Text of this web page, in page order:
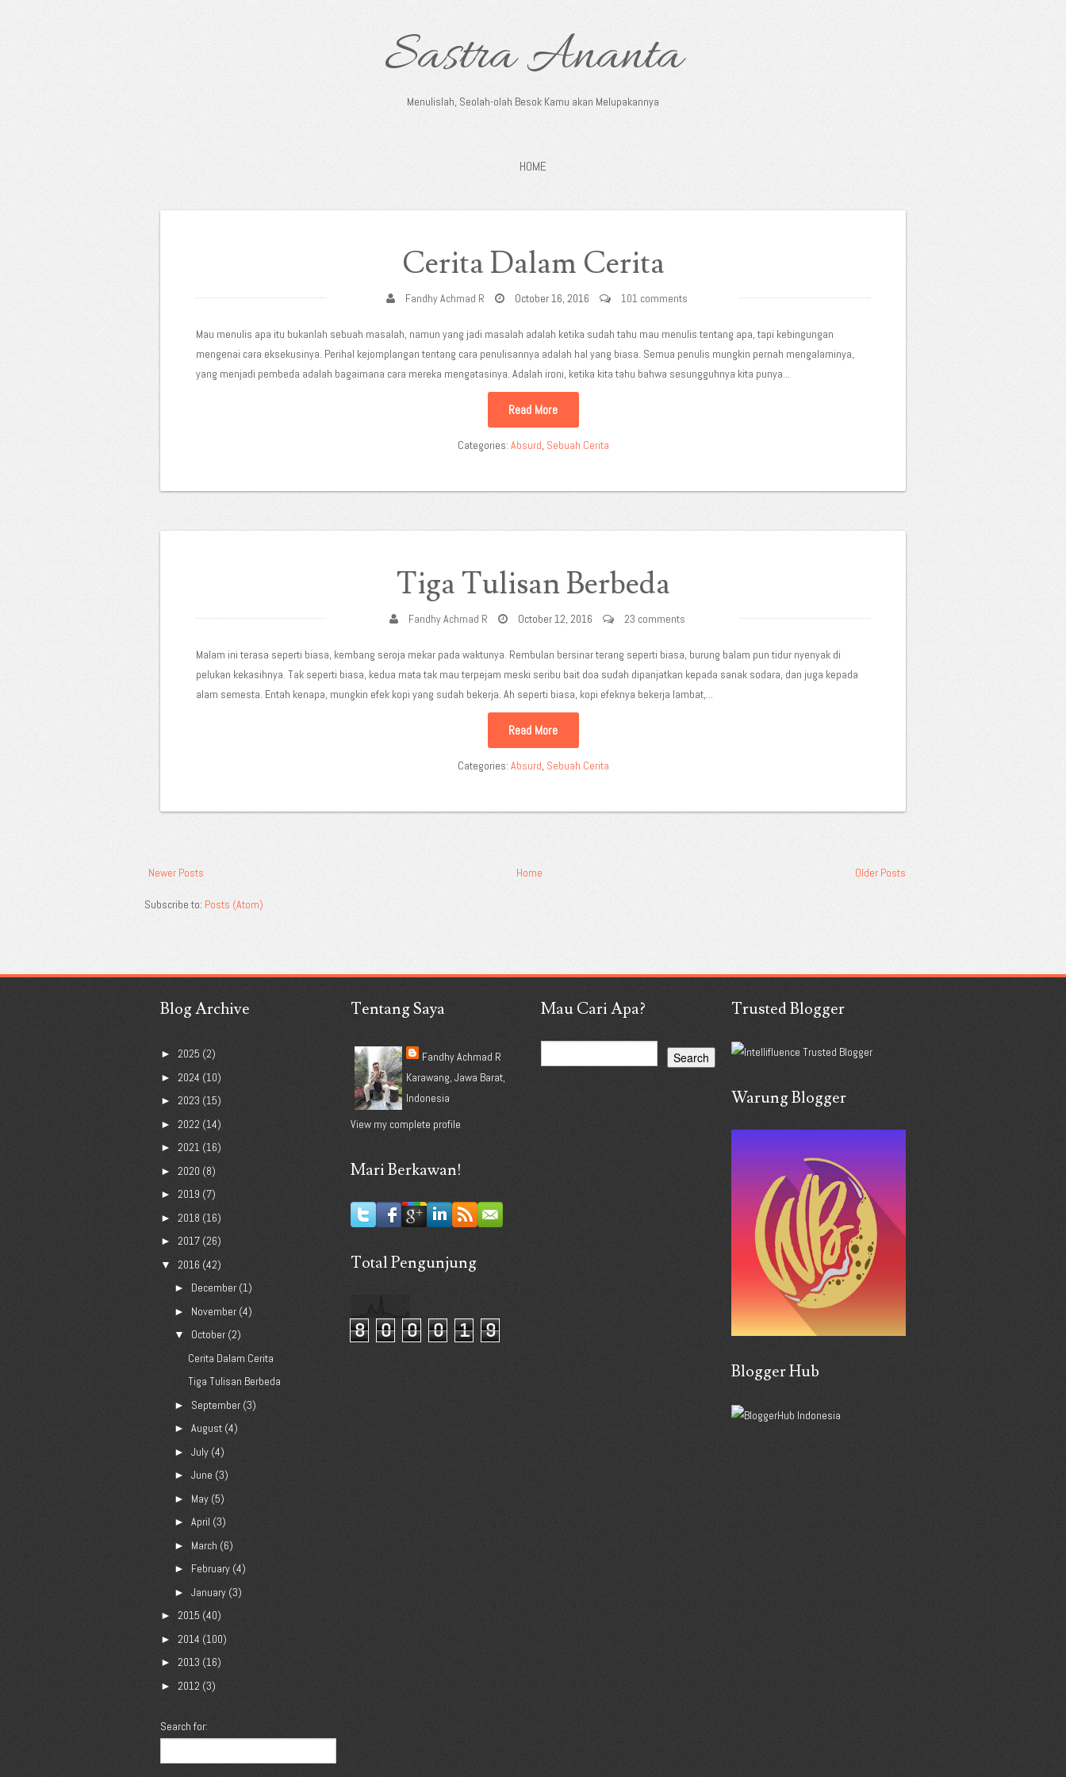
Sastra Ananta
Menulislah, Seolah-olah Besok Kamu akan Melupakannya
HOME
Cerita Dalam Cerita
Fandhy Achmad R October 16, 2016 101 comments
Mau menulis apa itu bukanlah sebuah masalah, namun yang jadi masalah adalah ketika sudah tahu mau menulis tentang apa, tapi kebingungan
mengenai cara eksekusinya. Perihal kejomplangan tentang cara penulisannya adalah hal yang biasa. Semua penulis mungkin pernah mengalaminya,
yang menjadi pembeda adalah bagaimana cara mereka mengatasinya. Adalah ironi, ketika kita tahu bahwa sesungguhnya kita punya...
Read More
Categories: Absurd, Sebuah Cerita
Tiga Tulisan Berbeda
Fandhy Achmad R October 12, 2016 23 comments
Malam ini terasa seperti biasa, kembang seroja mekar pada waktunya. Rembulan bersinar terang seperti biasa, burung balam pun tidur nyenyak di
pelukan kekasihnya. Tak seperti biasa, kedua mata tak mau terpejam meski seribu bait doa sudah dipanjatkan kepada sanak sodara, dan juga kepada
alam semesta. Entah kenapa, mungkin efek kopi yang sudah bekerja. Ah seperti biasa, kopi efeknya bekerja lambat,...
Read More
Categories: Absurd, Sebuah Cerita
Newer Posts Older Posts
Home
Subscribe to: Posts (Atom)
Blog Archive
► 2025 (2)
► 2024 (10)
► 2023 (15)
► 2022 (14)
► 2021 (16)
► 2020 (8)
► 2019 (7)
► 2018 (16)
► 2017 (26)
▼ 2016 (42)
► December (1)
► November (4)
▼ October (2)
Cerita Dalam Cerita
Tiga Tulisan Berbeda
► September (3)
► August (4)
► July (4)
► June (3)
► May (5)
► April (3)
► March (6)
► February (4)
► January (3)
► 2015 (40)
► 2014 (100)
► 2013 (16)
► 2012 (3)
Search for:
Tentang Saya
Fandhy Achmad R
Karawang, Jawa Barat,
Indonesia
View my complete profile
Mari Berkawan!
Total Pengunjung
8 0 0 0 1 9
Mau Cari Apa? Trusted Blogger
Warung Blogger
Blogger Hub